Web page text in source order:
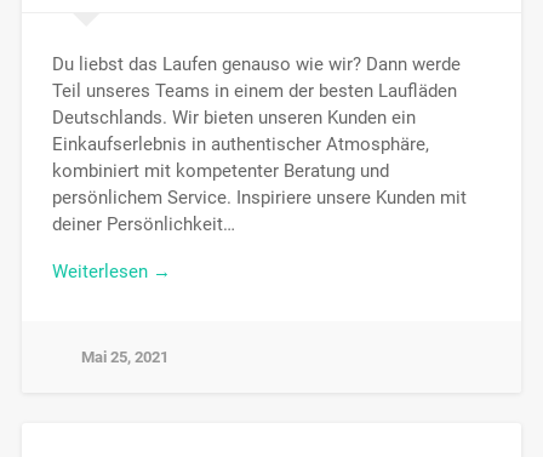
Du liebst das Laufen genauso wie wir? Dann werde
Teil unseres Teams in einem der besten Laufläden
Deutschlands. Wir bieten unseren Kunden ein
Einkaufserlebnis in authentischer Atmosphäre,
kombiniert mit kompetenter Beratung und
persönlichem Service. Inspiriere unsere Kunden mit
deiner Persönlichkeit…
Weiterlesen →
Mai 25, 2021